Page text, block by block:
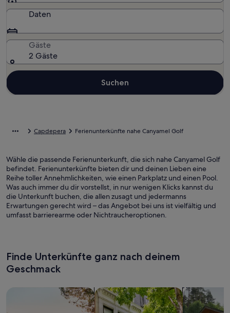
Daten
Gäste
2 Gäste
Suchen
Capdepera Ferienunterkünfte nahe Canyamel Golf
Wähle die passende Ferienunterkunft, die sich nahe Canyamel Golf
befindet. Ferienunterkünfte bieten dir und deinen Lieben eine
Reihe toller Annehmlichkeiten, wie einen Parkplatz und einen Pool.
Was auch immer du dir vorstellst, in nur wenigen Klicks kannst du
die Unterkunft buchen, die allen zusagt und jedermanns
Erwartungen gerecht wird – das Angebot bei uns ist vielfältig und
umfasst barrierearme oder Nichtraucheroptionen.
Finde Unterkünfte ganz nach deinem
Geschmack
Suche nach FerienhäusernSuche nach Ferienwohnungen oder
Suche nach